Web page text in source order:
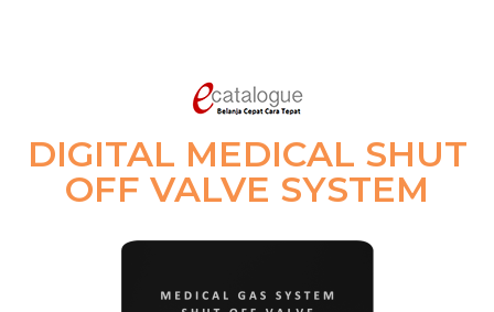
DIGITAL MEDICAL SHUT
OFF VALVE SYSTEM